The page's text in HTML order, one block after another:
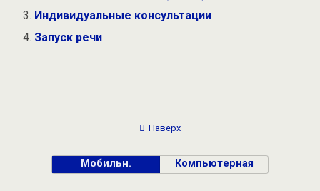
Индивидуальные консультации
Запуск речи
Наверх
Мобильн. Компьютерная